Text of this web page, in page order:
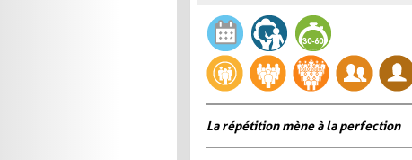
La répétition mène à la perfection